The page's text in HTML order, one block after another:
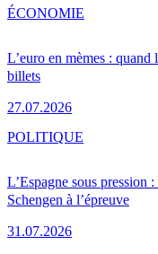
L’euro en mèmes :
billets
27.07.2026
ÉCONOMIE
L’Espagne sous pression
Schengen à l’épreuve
31.07.2026
POLITIQUE